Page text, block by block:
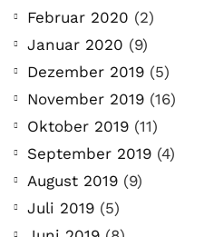
Februar 2020 (2)
Januar 2020 (9)
Dezember 2019 (5)
November 2019 (16)
Oktober 2019 (11)
September 2019 (4)
August 2019 (9)
Juli 2019 (5)